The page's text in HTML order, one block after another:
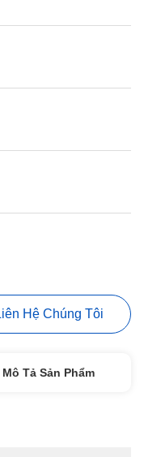
Hệ Chúng Tôi
Mô Tả Sản Phẩm